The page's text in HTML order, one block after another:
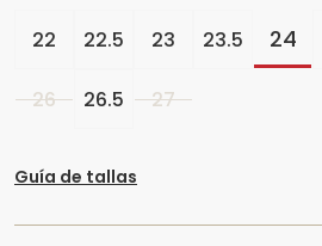
22
22.5 23 23.5 24
26 26.5 27
Guía de tallas